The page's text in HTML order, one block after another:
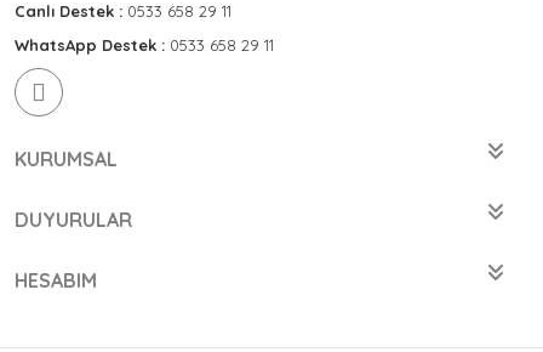
Canlı Destek : 0533 658 29 11
WhatsApp Destek : 0533 658 29 11
KURUMSAL
DUYURULAR
HESABIM